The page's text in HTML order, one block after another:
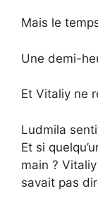
Mais le
Une demi-
Et Vitaliy ne
Ludmila
Et si
main ?
savait pas